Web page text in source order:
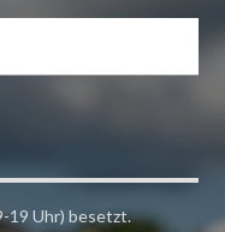
19 Uhr) besetzt.